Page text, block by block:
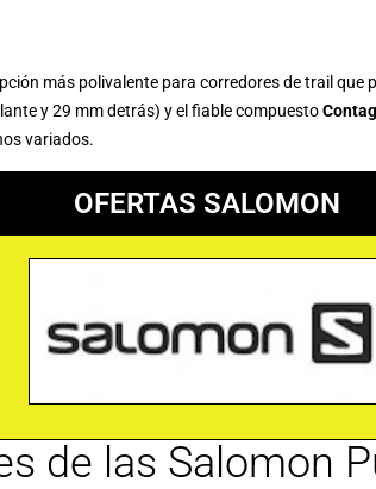
más polivalente para corredores de trail
y 29 mm detrás) y el fiable compuesto
variados.
OFERTAS SALOMON
de las Salomon